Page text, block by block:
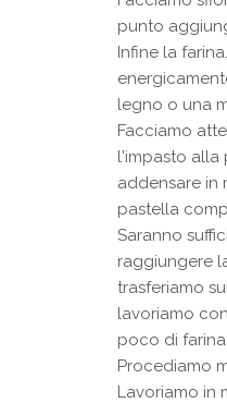
punto
Infine la
legno o una
Facciamo
l'impasto alla
addensare in
pastella
Saranno
raggiungere
trasferiamo
lavoriamo
poco di
Procediamo
Lavoriamo in